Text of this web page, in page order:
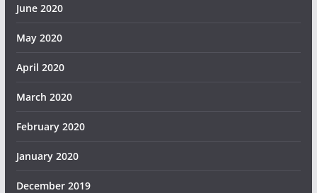
June 2020
May 2020
April 2020
March 2020
February 2020
January 2020
December 2019